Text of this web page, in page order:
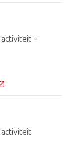
activiteit -